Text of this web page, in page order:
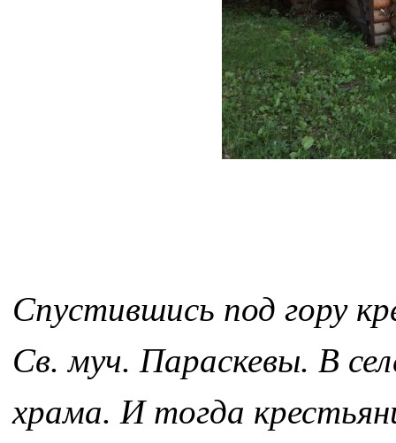
Спустившись под гору
Св. муч. Параскевы. В
храма. И тогда